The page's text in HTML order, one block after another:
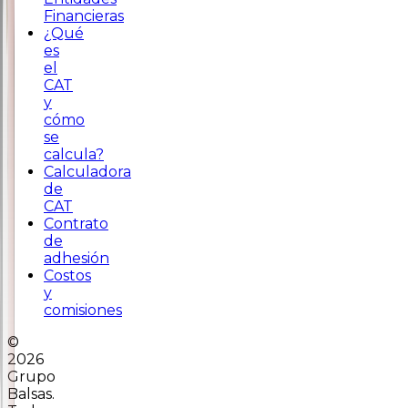
Financieras
¿Qué
es
el
CAT
y
cómo
se
calcula?
Calculadora
de
CAT
Contrato
de
adhesión
Costos
y
comisiones
©
2026
Grupo
Balsas.